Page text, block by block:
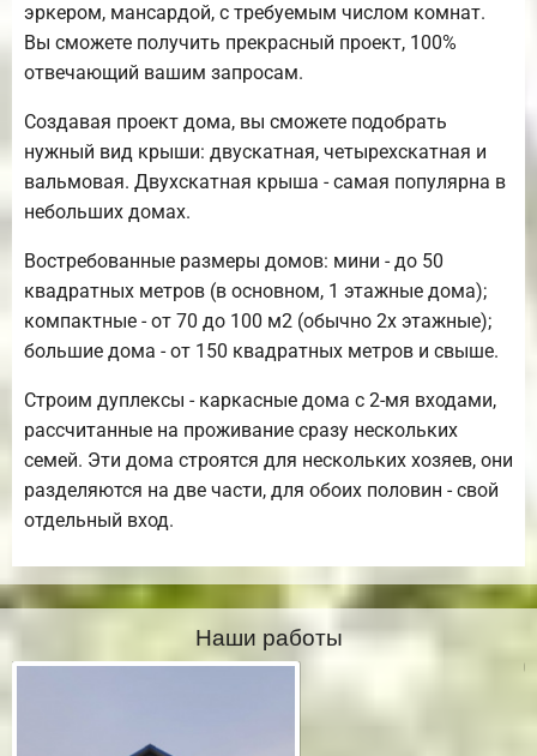
эркером, мансардой, с требуемым числом комнат.
Вы сможете получить прекрасный проект, 100%
отвечающий вашим запросам.
Создавая проект дома, вы сможете подобрать
нужный вид крыши: двускатная, четырехскатная и
вальмовая. Двухскатная крыша - самая популярна в
небольших домах.
Востребованные размеры домов: мини - до 50
квадратных метров (в основном, 1 этажные дома);
компактные - от 70 до 100 м2 (обычно 2х этажные);
большие дома - от 150 квадратных метров и свыше.
Строим дуплексы - каркасные дома с 2-мя входами,
рассчитанные на проживание сразу нескольких
семей. Эти дома строятся для нескольких хозяев, они
разделяются на две части, для обоих половин - свой
отдельный вход.
Наши работы